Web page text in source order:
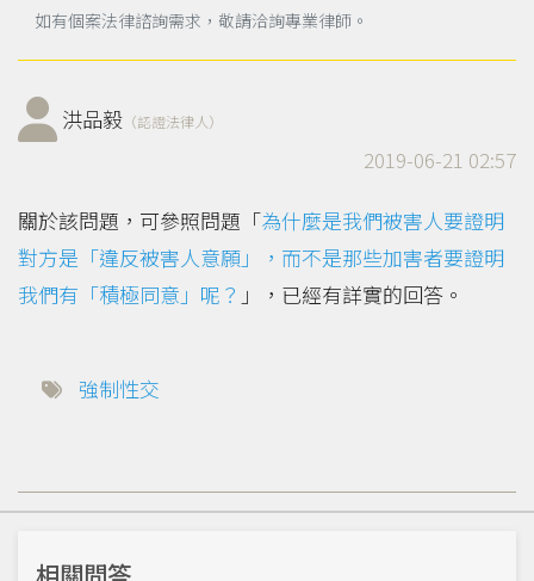
如有個案法律諮詢需求，敬請洽詢專業律師。
洪品毅 （認證法律人）
2019-06-21 02:57
關於該問題，可參照問題「為什麼是我們被害人要證明
對方是「違反被害人意願」，而不是那些加害者要證明
我們有「積極同意」呢？ 」，已經有詳實的回答。
強制性交
相關問答